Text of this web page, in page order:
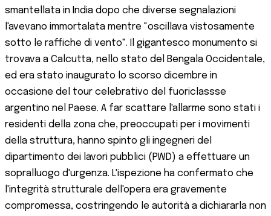
smantellata in India dopo che diverse segnalazioni
l'avevano immortalata mentre "oscillava vistosamente
sotto le raffiche di vento". Il gigantesco monumento si
trovava a Calcutta, nello stato del Bengala Occidentale,
ed era stato inaugurato lo scorso dicembre in
occasione del tour celebrativo del fuoriclassse
argentino nel Paese. A far scattare l'allarme sono stati i
residenti della zona che, preoccupati per i movimenti
della struttura, hanno spinto gli ingegneri del
dipartimento dei lavori pubblici (PWD) a effettuare un
sopralluogo d'urgenza. L'ispezione ha confermato che
l'integrità strutturale dell'opera era gravemente
compromessa, costringendo le autorità a dichiararla non